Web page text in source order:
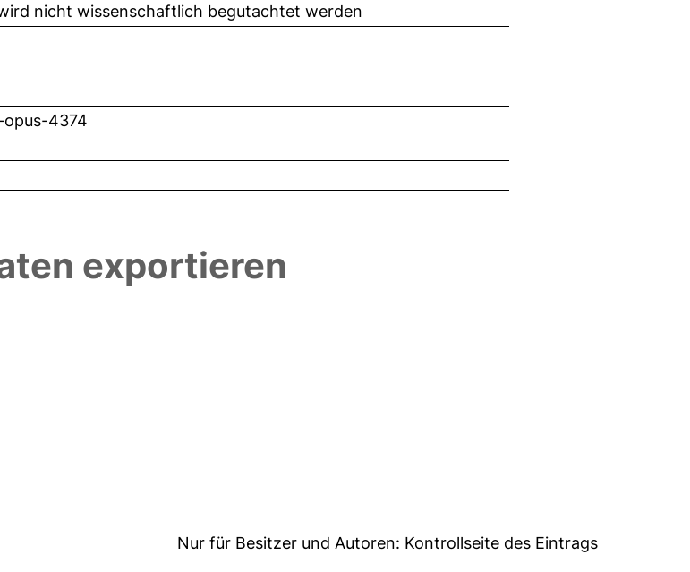
nicht wissenschaftlich begutachtet werden
4374
exportieren
Nur für Besitzer und Autoren: Kontrollseite des Eintrags